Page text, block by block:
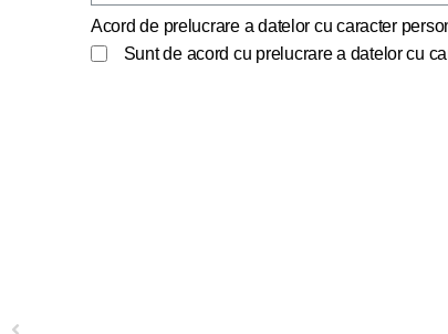
Acord de prelucrare a datelor cu caracter
Sunt de acord cu prelucrare a datelor cu